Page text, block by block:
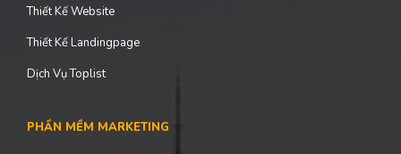
Thiết Kế Website
Thiết Kế Landingpage
Dịch Vụ Toplist
PHẦN MỀM MARKETING